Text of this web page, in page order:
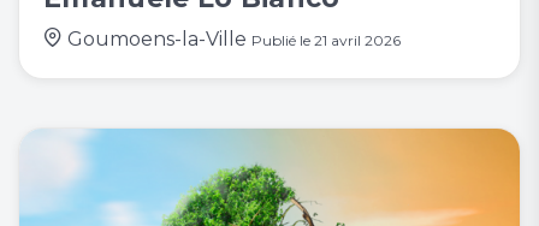
Goumoens-la-Ville Publié le 21 avril 2026